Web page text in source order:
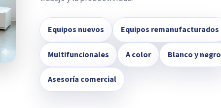
Equipos nuevos Equipos remanufacturados
Multifuncionales A color Blanco y negro
Asesoría comercial